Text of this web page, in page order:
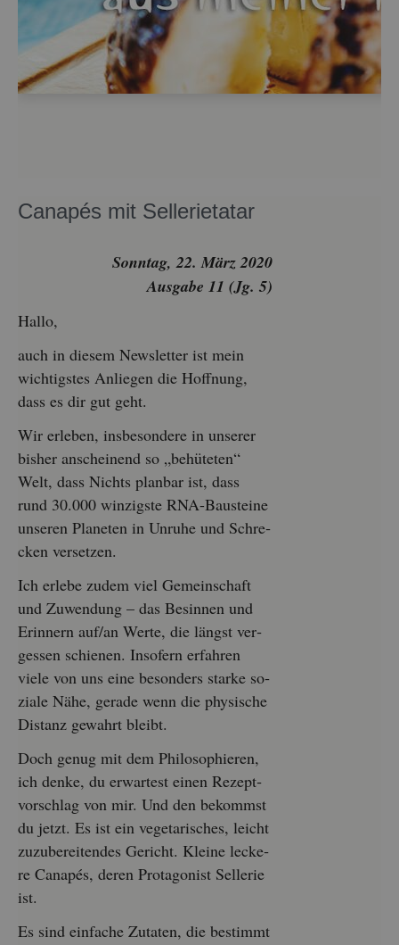
Ca­na­pés mit Sel­le­rie­ta­tar
Sonn­tag, 22. März 2020
Aus­ga­be 11 (Jg. 5)
Hallo,
auch in die­sem News­let­ter ist mein
wich­tigs­tes An­lie­gen die Hoff­nung,
dass es dir gut geht.
Wir er­le­ben, ins­be­son­de­re in un­se­rer
bis­her an­schei­nend so „be­hü­te­ten“
Welt, dass Nichts plan­bar ist, dass
rund 30.000 win­zigs­te RNA-Bau­stei­ne
un­se­ren Pla­ne­ten in Un­ru­he und Schre­
cken ver­set­zen.
Ich er­le­be zudem viel Ge­mein­schaft
und Zu­wen­dung – das Be­sin­nen und
Er­in­nern auf/an Werte, die längst ver­
ges­sen schie­nen. In­so­fern er­fah­ren
viele von uns eine be­son­ders star­ke so­
zia­le Nähe, ge­ra­de wenn die phy­si­sche
Di­stanz ge­wahrt bleibt.
Doch genug mit dem Phi­lo­so­phie­ren,
ich denke, du er­war­test einen Re­zept­
vor­schlag von mir. Und den be­kommst
du jetzt. Es ist ein ve­ge­ta­ri­sches, leicht
zu­zu­be­rei­ten­des Ge­richt. Klei­ne le­cke­
re Ca­na­pés, deren Prot­ago­nist Sel­le­rie
ist.
Es sind ein­fa­che Zu­ta­ten, die be­stimmt